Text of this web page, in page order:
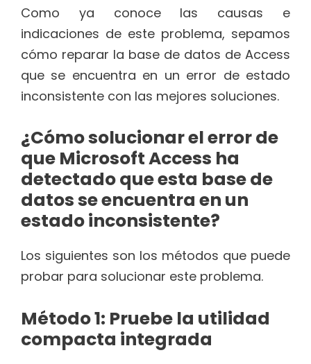
Como ya conoce las causas e
indicaciones de este problema, sepamos
cómo reparar la base de datos de Access
que se encuentra en un error de estado
inconsistente con las mejores soluciones.
¿Cómo solucionar el error de
que Microsoft Access ha
detectado que esta base de
datos se encuentra en un
estado inconsistente?
Los siguientes son los métodos que puede
probar para solucionar este problema.
Método 1: Pruebe la utilidad
compacta integrada